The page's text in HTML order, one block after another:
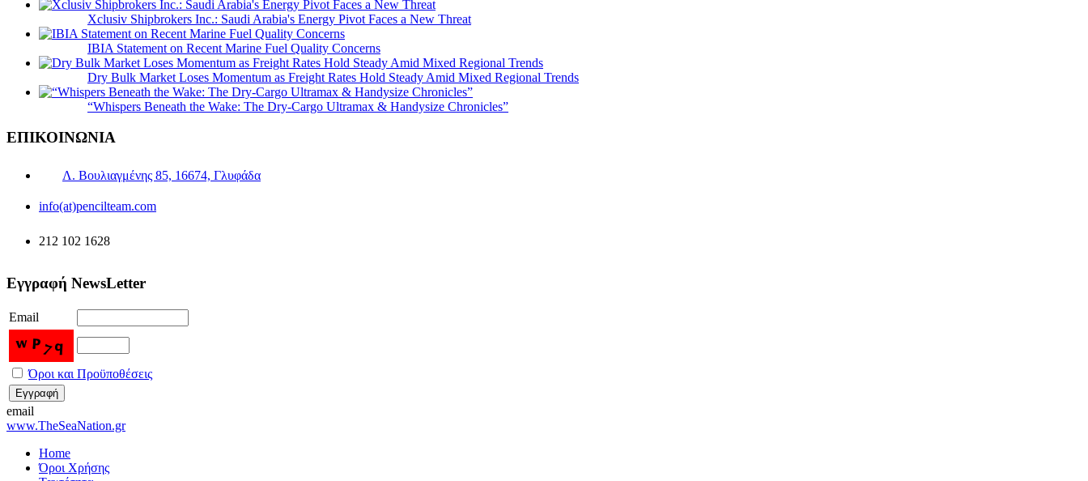
Xclusiv Shipbrokers Inc.: Saudi Arabia's Energy Pivot Faces a New Threat
IBIA Statement on Recent Marine Fuel Quality Concerns
Dry Bulk Market Loses Momentum as Freight Rates Hold Steady Amid Mixed Regional Trends
“Whispers Beneath the Wake: The Dry‑Cargo Ultramax & Handysize Chronicles”
ΕΠΙΚΟΙΝΩΝΙΑ
Λ. Βουλιαγμένης 85, 16674, Γλυφάδα
info(at)pencilteam.com
212 102 1628
Εγγραφή NewsLetter
Email
Όροι και Προϋποθέσεις
email
www.TheSeaNation.gr
Home
Όροι Χρήσης